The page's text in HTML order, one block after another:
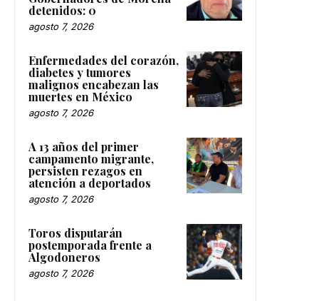
detenidos: 0
agosto 7, 2026
Enfermedades del corazón,
diabetes y tumores
malignos encabezan las
muertes en México
agosto 7, 2026
A 13 años del primer
campamento migrante,
persisten rezagos en
atención a deportados
agosto 7, 2026
Toros disputarán
postemporada frente a
Algodoneros
agosto 7, 2026